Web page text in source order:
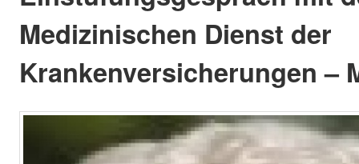
Medizinischen Dienst der
Krankenversicherungen –